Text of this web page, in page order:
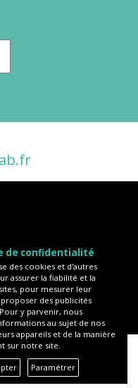
de confidentialité
des cookies et d'autres
assurer la fiabilité et la
pour mesurer leur
des publicités
y parvenir, nous
au sujet de nos
appareils et de la manière
sur notre site.
Paramétrer